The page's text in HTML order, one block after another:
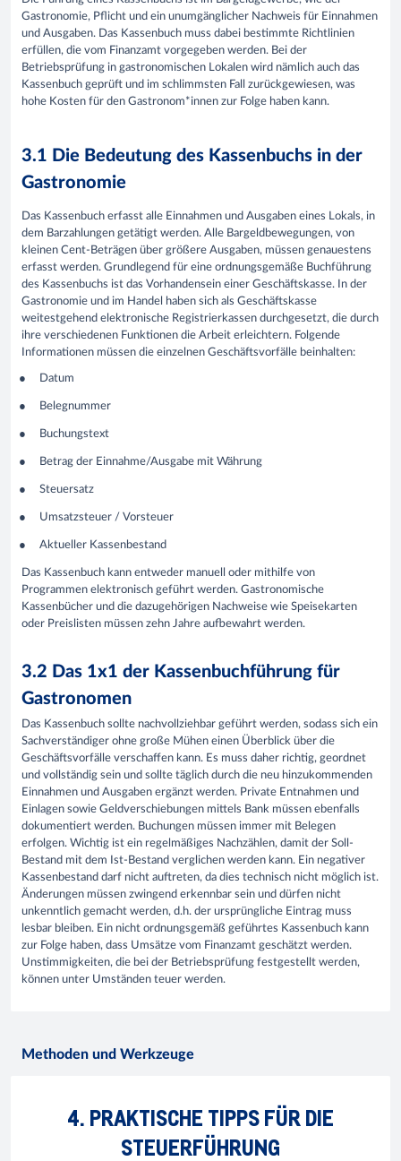
Gastronomie, Pflicht und ein unumgänglicher Nachweis für Einnahmen
und Ausgaben. Das Kassenbuch muss dabei bestimmte Richtlinien
erfüllen, die vom Finanzamt vorgegeben werden. Bei der
Betriebsprüfung in gastronomischen Lokalen wird nämlich auch das
Kassenbuch geprüft und im schlimmsten Fall zurückgewiesen, was
hohe Kosten für den Gastronom*innen zur Folge haben kann.
3.1 Die Bedeutung des Kassenbuchs in der
Gastronomie
Das Kassenbuch erfasst alle Einnahmen und Ausgaben eines Lokals, in
dem Barzahlungen getätigt werden. Alle Bargeldbewegungen, von
kleinen Cent-Beträgen über größere Ausgaben, müssen genauestens
erfasst werden. Grundlegend für eine ordnungsgemäße Buchführung
des Kassenbuchs ist das Vorhandensein einer Geschäftskasse. In der
Gastronomie und im Handel haben sich als Geschäftskasse
weitestgehend elektronische Registrierkassen durchgesetzt, die durch
ihre verschiedenen Funktionen die Arbeit erleichtern. Folgende
Informationen müssen die einzelnen Geschäftsvorfälle beinhalten:
Datum
Belegnummer
Buchungstext
Betrag der Einnahme/Ausgabe mit Währung
Steuersatz
Umsatzsteuer / Vorsteuer
Aktueller Kassenbestand
Das Kassenbuch kann entweder manuell oder mithilfe von
Programmen elektronisch geführt werden. Gastronomische
Kassenbücher und die dazugehörigen Nachweise wie Speisekarten
oder Preislisten müssen zehn Jahre aufbewahrt werden.
3.2 Das 1x1 der Kassenbuchführung für
Gastronomen
Das Kassenbuch sollte nachvollziehbar geführt werden, sodass sich ein
Sachverständiger ohne große Mühen einen Überblick über die
Geschäftsvorfälle verschaffen kann. Es muss daher richtig, geordnet
und vollständig sein und sollte täglich durch die neu hinzukommenden
Einnahmen und Ausgaben ergänzt werden. Private Entnahmen und
Einlagen sowie Geldverschiebungen mittels Bank müssen ebenfalls
dokumentiert werden. Buchungen müssen immer mit Belegen
erfolgen. Wichtig ist ein regelmäßiges Nachzählen, damit der Soll-
Bestand mit dem Ist-Bestand verglichen werden kann. Ein negativer
Kassenbestand darf nicht auftreten, da dies technisch nicht möglich ist.
Änderungen müssen zwingend erkennbar sein und dürfen nicht
unkenntlich gemacht werden, d.h. der ursprüngliche Eintrag muss
lesbar bleiben. Ein nicht ordnungsgemäß geführtes Kassenbuch kann
zur Folge haben, dass Umsätze vom Finanzamt geschätzt werden.
Unstimmigkeiten, die bei der Betriebsprüfung festgestellt werden,
können unter Umständen teuer werden.
Methoden und Werkzeuge
4. PRAKTISCHE TIPPS FÜR DIE
STEUERFÜHRUNG